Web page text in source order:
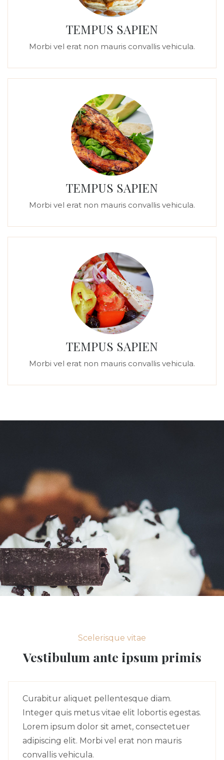
TEMPUS SAPIEN
Morbi vel erat non mauris convallis vehicula.
TEMPUS SAPIEN
Morbi vel erat non mauris convallis vehicula.
TEMPUS SAPIEN
Morbi vel erat non mauris convallis vehicula.
Scelerisque vitae
Vestibulum ante ipsum primis
Curabitur aliquet pellentesque diam.
Integer quis metus vitae elit lobortis egestas.
Lorem ipsum dolor sit amet, consectetuer
adipiscing elit. Morbi vel erat non mauris
convallis vehicula.